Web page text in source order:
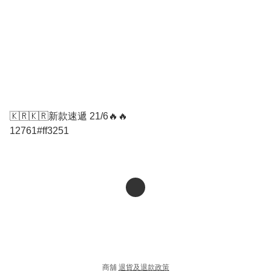
🇰🇷🇰🇷新款速遞 21/6🔥🔥
12761#ff3251
商舖 退貨及退款政策